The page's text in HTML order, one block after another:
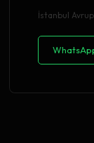
İstanbul